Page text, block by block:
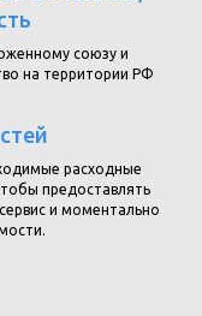
союзу и
на территории РФ
расходные
предоставлять
и моментально